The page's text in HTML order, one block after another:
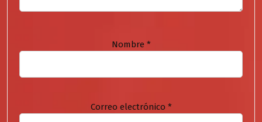
Nombre *
Correo electrónico *